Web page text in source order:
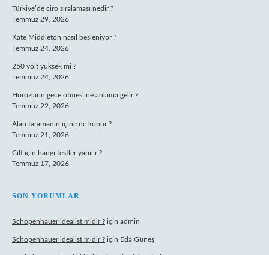
Türkiye’de ciro sıralaması nedir ?
Temmuz 29, 2026
Kate Middleton nasıl besleniyor ?
Temmuz 24, 2026
250 volt yüksek mi ?
Temmuz 24, 2026
Horozların gece ötmesi ne anlama gelir ?
Temmuz 22, 2026
Alan taramanın içine ne konur ?
Temmuz 21, 2026
Cilt için hangi testler yapılır ?
Temmuz 17, 2026
SON YORUMLAR
Schopenhauer idealist midir ? için admin
Schopenhauer idealist midir ? için Eda Güneş